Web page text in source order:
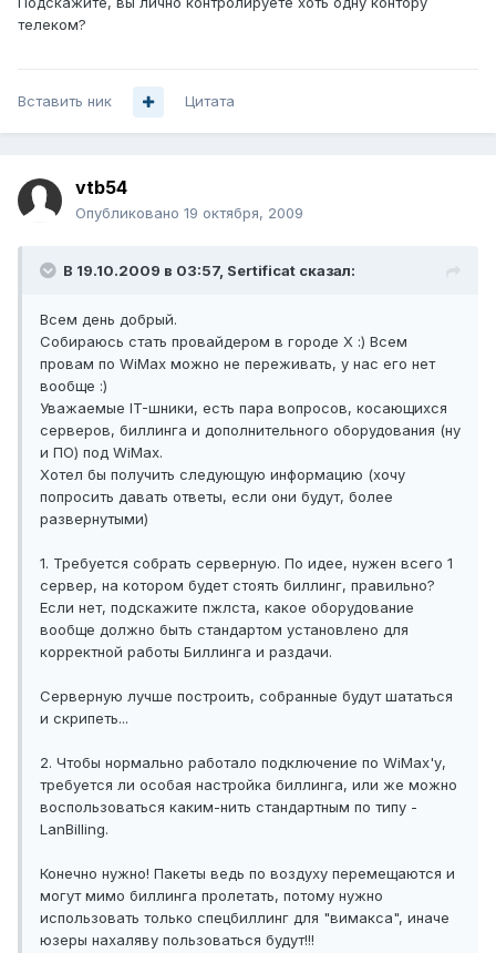
телеком?
Вставить ник Цитата
vtb54
Опубликовано 19 октября, 2009
В 19.10.2009 в 03:57, Sertificat сказал:
Всем день добрый.
Собираюсь стать провайдером в городе X :) Всем
провам по WiMax можно не переживать, у нас его нет
вообще :)
Уважаемые IT-шники, есть пара вопросов, косающихся
серверов, биллинга и дополнительного оборудования (ну
и ПО) под WiMax.
Хотел бы получить следующую информацию (хочу
попросить давать ответы, если они будут, более
развернутыми)
1. Требуется собрать серверную. По идее, нужен всего 1
сервер, на котором будет стоять биллинг, правильно?
Если нет, подскажите пжлста, какое оборудование
вообще должно быть стандартом установлено для
корректной работы Биллинга и раздачи.
Серверную лучше построить, собранные будут шататься
и скрипеть...
2. Чтобы нормально работало подключение по WiMax'у,
требуется ли особая настройка биллинга, или же можно
воспользоваться каким-нить стандартным по типу -
LanBilling.
Конечно нужно! Пакеты ведь по воздуху перемещаются и
могут мимо биллинга пролетать, потому нужно
использовать только спецбиллинг для "вимакса", иначе
юзеры нахаляву пользоваться будут!!!